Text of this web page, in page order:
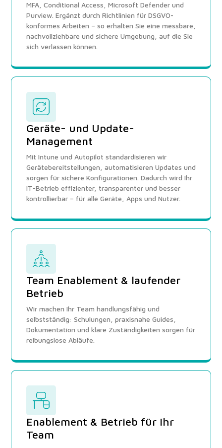
MFA, Conditional Access, Microsoft Defender und
Purview. Ergänzt durch Richtlinien für DSGVO-
konformes Arbeiten – so erhalten Sie eine messbare,
nachvollziehbare und sichere Umgebung, auf die Sie
sich verlassen können.
Geräte- und Update-
Management
Mit Intune und Autopilot standardisieren wir
Gerätebereitstellungen, automatisieren Updates und
sorgen für sichere Konfigurationen. Dadurch wird Ihr
IT-Betrieb effizienter, transparenter und besser
kontrollierbar – für alle Geräte, Apps und Nutzer.
Team Enablement & laufender
Betrieb
Wir machen Ihr Team handlungsfähig und
selbstständig: Schulungen, praxisnahe Guides,
Dokumentation und klare Zuständigkeiten sorgen für
reibungslose Abläufe.
Enablement & Betrieb für Ihr
Team